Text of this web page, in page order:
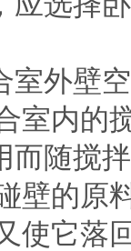
室外壁
室内的
而随搅
壁的原
使它落